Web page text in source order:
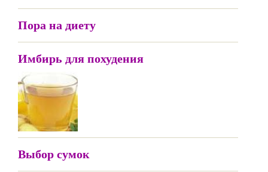
Пора на диету
Имбирь для похудения
Выбор сумок